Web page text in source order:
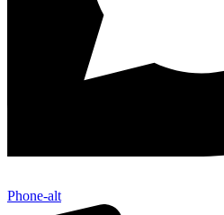
Phone-alt